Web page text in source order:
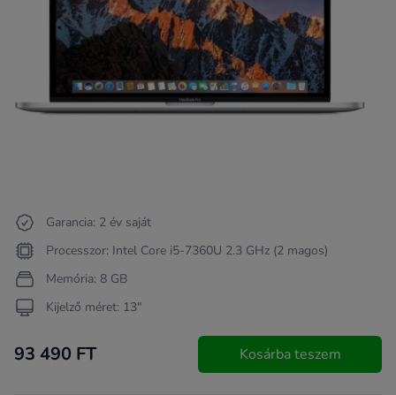
Garancia: 2 év saját
Processzor: Intel Core i5-7360U 2.3 GHz (2 magos)
Memória: 8 GB
Kijelző méret: 13"
93 490 FT Kosárba teszem